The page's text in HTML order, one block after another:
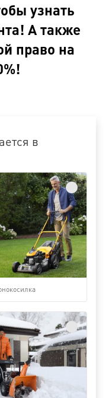
узнать
А также
право на
в